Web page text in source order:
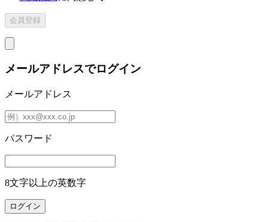
メールアドレスでログイン
メールアドレス
パスワード
8文字以上の英数字